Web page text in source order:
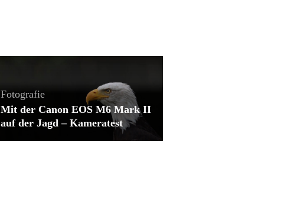
Fotografie
Mit der Canon EOS M6 Mark II
auf der Jagd – Kameratest